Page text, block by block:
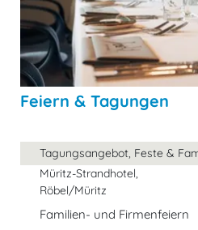
Feiern & Tagungen
Tagungsangebot, Feste &
Müritz-Strandhotel,
Röbel/Müritz
Familien- und Firmenfeiern